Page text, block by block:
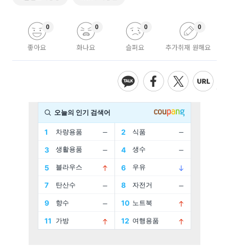
좋아요
0
화나요
0
슬퍼요
0
추가취재 원해요
0